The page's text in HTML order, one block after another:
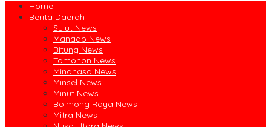
Home
Berita Daerah
Sulut News
Manado News
Bitung News
Tomohon News
Minahasa News
Minsel News
Minut News
Bolmong Raya News
Mitra News